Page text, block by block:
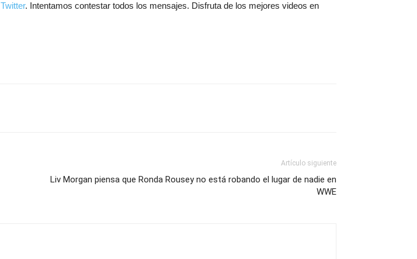
Twitter. Intentamos contestar todos los mensajes. Disfruta de los mejores videos en
Artículo siguiente
Liv Morgan piensa que Ronda Rousey no está robando el lugar de nadie en
WWE